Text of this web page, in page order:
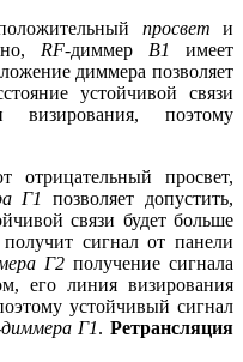
просвети
RF-диммер B1 имеет
диммера позволяет
устойчивой связи
поэтому
отрицательный просвет,
Г1позволяет допустить,
связи будет больше
сигнал от панели
Г2 получение сигнала
его линия визирования
устойчивый сигнал
Г1.Ретрансляция